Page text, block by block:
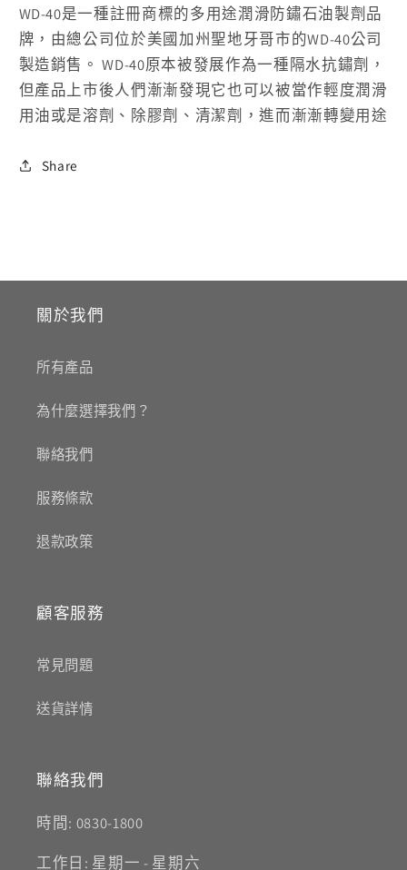
WD-40是一種註冊商標的多用途潤滑防鏽石油製劑品
牌，由總公司位於美國加州聖地牙哥市的WD-40公司
製造銷售。 WD-40原本被發展作為一種隔水抗鏽劑，
但產品上市後人們漸漸發現它也可以被當作輕度潤滑
用油或是溶劑、除膠劑、清潔劑，進而漸漸轉變用途
Share
關於我們
所有產品
為什麼選擇我們？
聯絡我們
服務條款
退款政策
顧客服務
常見問題
送貨詳情
聯絡我們
時間: 0830-1800
工作日: 星期一 - 星期六